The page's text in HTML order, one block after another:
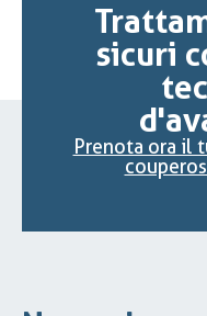
sicuri
Prenota ora il